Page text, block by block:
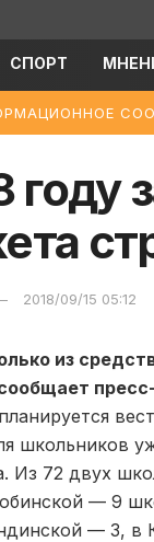
СПОРТ
году
2018/09/15 05:12
из
школьников
Из 72 двух
— 9
— 3, в